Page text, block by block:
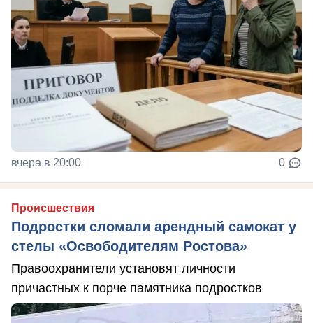
вчера в 20:00 0
Происшествия
Подростки сломали арендный самокат у
стелы «Освободителям Ростова»
Правоохранители установят личности
причастных к порче памятника подростков